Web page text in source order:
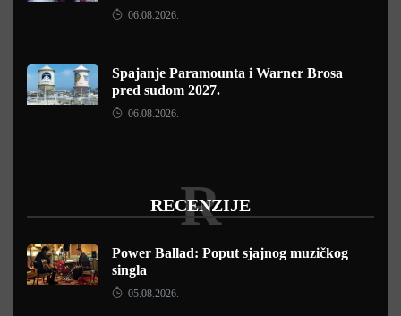
06.08.2026.
Spajanje Paramounta i Warner Brosa
pred sudom 2027.
06.08.2026.
RECENZIJE
R
Power Ballad: Poput sjajnog muzičkog
singla
05.08.2026.